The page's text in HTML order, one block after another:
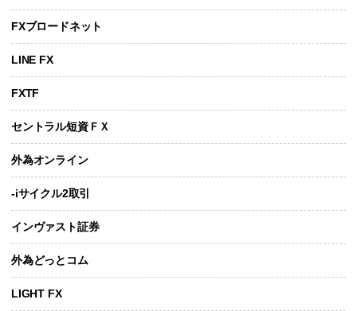
FXブロードネット
LINE FX
FXTF
セントラル短資ＦＸ
外為オンライン
-iサイクル2取引
インヴァスト証券
外為どっとコム
LIGHT FX